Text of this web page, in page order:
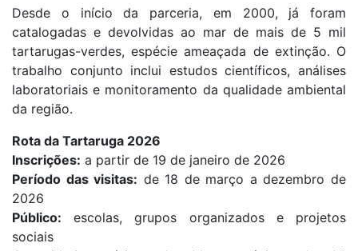
Desde o início da parceria, em 2000, já foram
catalogadas e devolvidas ao mar de mais de 5 mil
tartarugas-verdes, espécie ameaçada de extinção. O
trabalho conjunto inclui estudos científicos, análises
laboratoriais e monitoramento da qualidade ambiental
da região.
Rota da Tartaruga 2026
Inscrições: a partir de 19 de janeiro de 2026
Período das visitas: de 18 de março a dezembro de
2026
Público: escolas, grupos organizados e projetos
sociais